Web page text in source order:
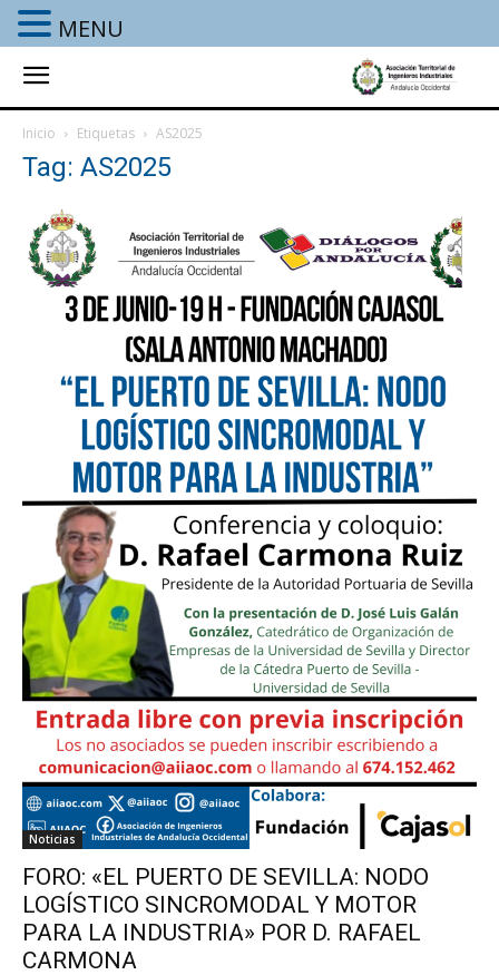
Inicio Etiquetas AS2025
Tag: AS2025
Noticias
FORO: «EL PUERTO DE SEVILLA: NODO
LOGÍSTICO SINCROMODAL Y MOTOR
PARA LA INDUSTRIA» POR D. RAFAEL
CARMONA
MENU